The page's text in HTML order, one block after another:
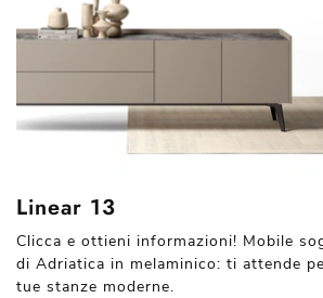
Linear 13
Clicca e ottieni informazioni! Mobile
di Adriatica in melaminico: ti attende
tue stanze moderne.